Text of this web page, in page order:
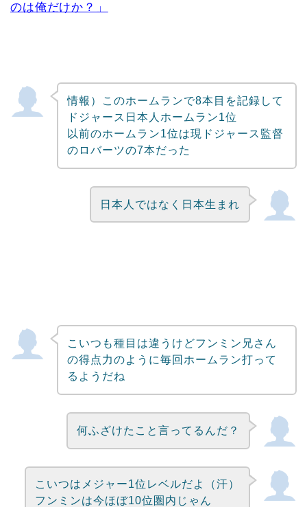
のは俺だけか？」
情報）このホームランで8本目を記録して
ドジャース日本人ホームラン1位
以前のホームラン1位は現ドジャース監督
のロバーツの7本だった
日本人ではなく日本生まれ
こいつも種目は違うけどフンミン兄さん
の得点力のように毎回ホームラン打って
るようだね
何ふざけたこと言ってるんだ？
こいつはメジャー1位レベルだよ（汗）
フンミンは今ほぼ10位圏内じゃん